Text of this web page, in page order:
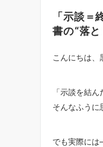
「示談
書の“落と
こんにちは、
「示談を結
そんなふうに
でも実際に